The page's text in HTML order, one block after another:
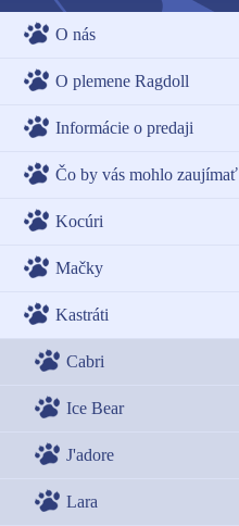
O nás
O plemene Ragdoll
Informácie o predaji
Čo by vás mohlo zaujímať
Kocúri
Mačky
Kastráti
Cabri
Ice Bear
J'adore
Lara